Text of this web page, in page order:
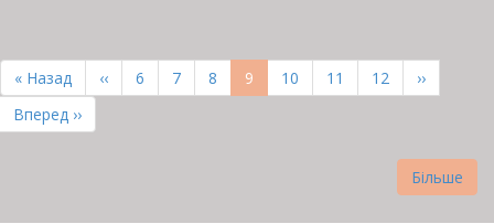
НА
СТОРІНКИ
Перша
сторінка
« Назад
Попередня
сторінка
‹‹ Page
6 Page
7 Page
8
Поточна
сторінка
9 Page
10 Page
11 Page
12
Наступна
сторінка
››
Остання
сторінка
Вперед ››
Більше